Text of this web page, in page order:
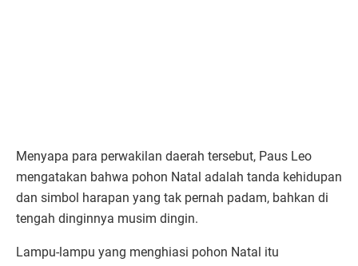
Menyapa para perwakilan daerah tersebut, Paus Leo
mengatakan bahwa pohon Natal adalah tanda kehidupan
dan simbol harapan yang tak pernah padam, bahkan di
tengah dinginnya musim dingin.
Lampu-lampu yang menghiasi pohon Natal itu